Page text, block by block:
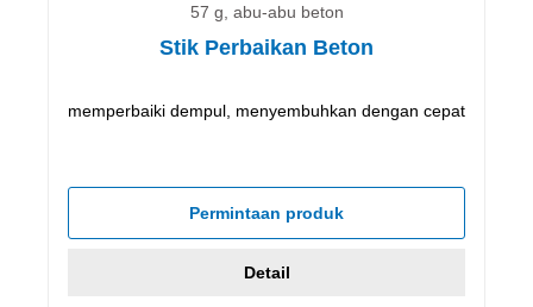
57 g, abu-abu beton
Stik Perbaikan Beton
memperbaiki dempul, menyembuhkan dengan cepat
Permintaan produk
Detail